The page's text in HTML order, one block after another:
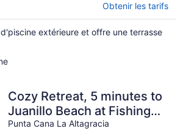
Obtenir les tarifs
extérieure et offre une terrasse
Cozy Retreat, 5 minutes to
Juanillo Beach at Fishing
Lodge Marina Cap Cana!
Punta Cana La Altagracia